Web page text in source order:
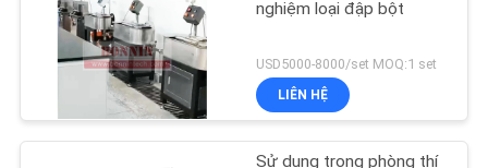
nghiệm loại đập bột
USD5000-8000/set MOQ:1 set
LIÊN HỆ
Sử dụng trong phòng thí